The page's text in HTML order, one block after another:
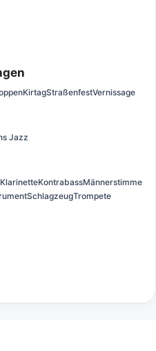
KirtagStraßenfestVernissage
Jazz
KlarinetteKontrabassMännerstimme
SchlagzeugTrompete